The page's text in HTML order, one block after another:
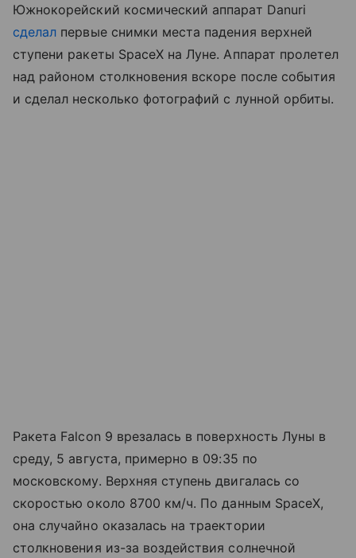
Южнокорейский космический аппарат Danuri
сделал первые снимки места падения верхней
ступени ракеты SpaceX на Луне. Аппарат пролетел
над районом столкновения вскоре после события
и сделал несколько фотографий с лунной орбиты.
Ракета Falcon 9 врезалась в поверхность Луны в
среду, 5 августа, примерно в 09:35 по
московскому. Верхняя ступень двигалась со
скоростью около 8700 км/ч. По данным SpaceX,
она случайно оказалась на траектории
столкновения из-за воздействия солнечной